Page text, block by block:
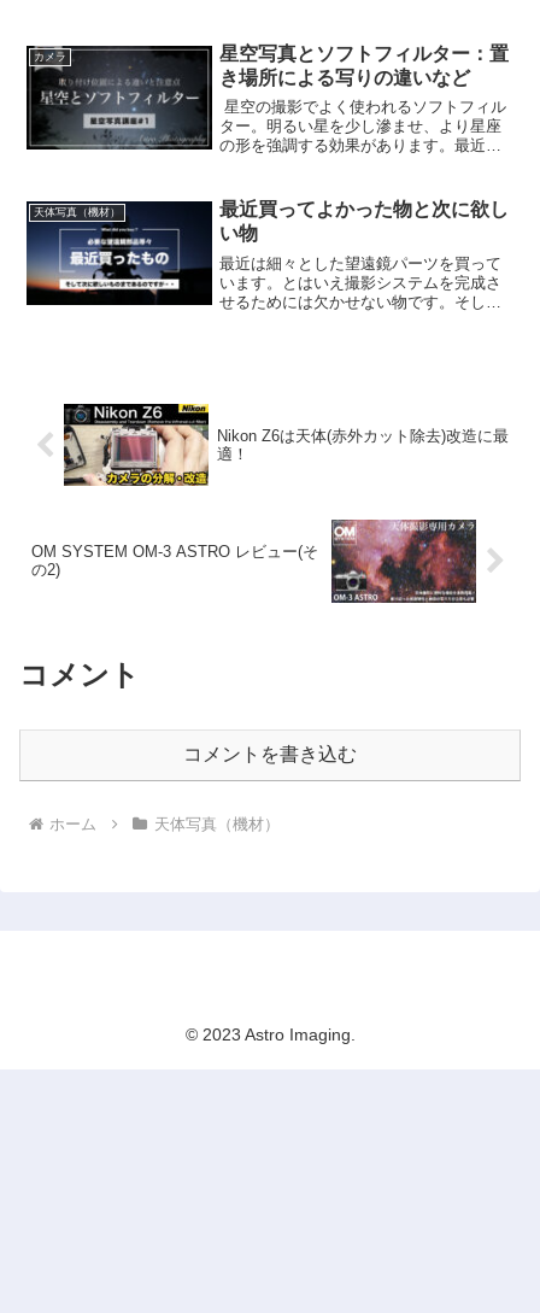
価な部類になっています。
カメラ
星空写真とソフトフィルター：置
き場所による写りの違いなど
星空の撮影でよく使われるソフトフィル
ター。明るい星を少し滲ませ、より星座
の形を強調する効果があります。最近で
その写りの違いや利点・欠点をまとめま
した。
天体写真（機材）
最近買ってよかった物と次に欲し
い物
最近は細々とした望遠鏡パーツを買って
います。とはいえ撮影システムを完成さ
せるためには欠かせない物です。そし
Nikon Z6は天体(赤外カット除去)改造に最
適！
OM SYSTEM OM-3 ASTRO レビュー(そ
の2)
コメント
コメントを書き込む
ホーム 天体写真（機材）
© 2023 Astro Imaging.